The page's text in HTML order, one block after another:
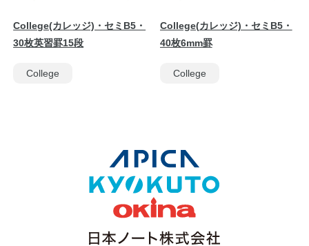
College(カレッジ)・セミB5・
30枚英習罫15段
College
College(カレッジ)・セミB5・
40枚6mm罫
College